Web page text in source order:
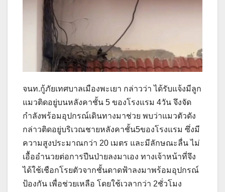
จนท.กู้ภัยเทศบาลเมืองพะเยา กล่าวว่า ได้รับแจ้งมีลูก
แมวติดอยู่บนหลังคาชั้น 5 ของโรงแรม 4วัน จึงจัด
กำลังพร้อมอุปกรณ์เดินทางมาช่วย พบว่าแมวตัวดัง
กล่าวติดอยู่บริเวณชายหลังคาชั้น5ของโรงแรม ซึ่งมี
ความสูงประมาณกว่า 20 เมตร และมีลักษณะลื่น ไม่
เอื้ออำนวยต่อการปีนป่ายลงมาเอง ทางเจ้าหน้าที่จึง
ได้ใช้เชือกโรยตัวจากชั้นดาดฟ้าลงมาพร้อมอุปกรณ์
ป้องกัน เพื่อช่วยเหลือ โดยใช้เวลากว่า 2ชั่วโมง